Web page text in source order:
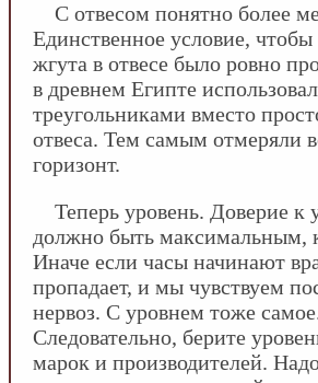
С отвесом понятно более
Единственное условие, чтобы
жгута в отвесе было ровно
в древнем Египте
треугольниками вместо
отвеса. Тем самым отмеряли
горизонт.
Теперь уровень. Доверие к
должно быть максимальным,
Иначе если часы начинают
пропадает, и мы чувствуем
нервоз. С уровнем тоже
Следовательно, берите
марок и производителей.